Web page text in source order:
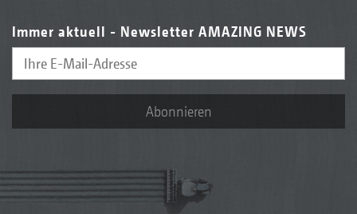
Immer aktuell - Newsletter AMAZING NEWS
Abonnieren